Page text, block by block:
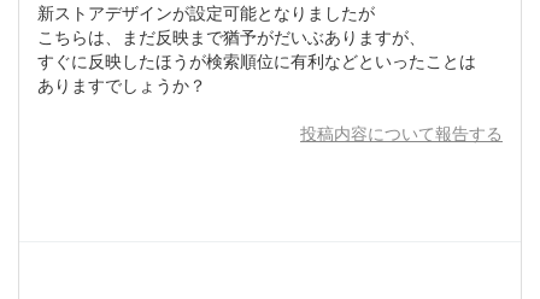
新ストアデザインが設定可能となりましたが
こちらは、まだ反映まで猶予がだいぶありますが、
すぐに反映したほうが検索順位に有利などといったことは
ありますでしょうか？
投稿内容について報告する